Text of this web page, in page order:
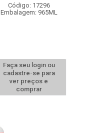
Código: 17296
Embalagem: 965ML
Faça seu login ou
cadastre-se para
ver preços e
comprar